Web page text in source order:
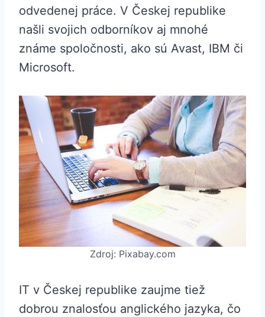
odvedenej práce. V Českej republike
našli svojich odborníkov aj mnohé
známe spoločnosti, ako sú Avast, IBM či
Microsoft.
Zdroj: Pixabay.com
IT v Českej republike zaujme tiež
dobrou znalosťou anglického jazyka, čo